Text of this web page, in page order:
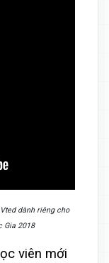
dành riêng cho
Gia 2018
viên mới